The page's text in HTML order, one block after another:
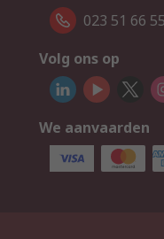
023 51 66
Volg ons op
We aanvaarden